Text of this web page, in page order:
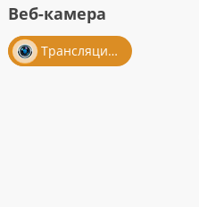
Веб-камера
Трансляция из салона